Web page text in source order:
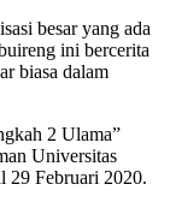
besar yang ada
ini bercerita
biasa dalam
2 Ulama”
Universitas
29 Februari 2020.